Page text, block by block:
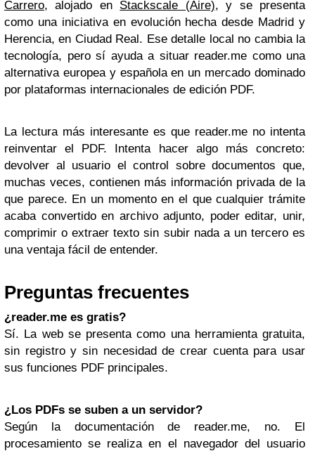
Carrero, alojado en Stackscale (Aire), y se presenta
como una iniciativa en evolución hecha desde Madrid y
Herencia, en Ciudad Real. Ese detalle local no cambia la
tecnología, pero sí ayuda a situar reader.me como una
alternativa europea y española en un mercado dominado
por plataformas internacionales de edición PDF.
La lectura más interesante es que reader.me no intenta
reinventar el PDF. Intenta hacer algo más concreto:
devolver al usuario el control sobre documentos que,
muchas veces, contienen más información privada de la
que parece. En un momento en el que cualquier trámite
acaba convertido en archivo adjunto, poder editar, unir,
comprimir o extraer texto sin subir nada a un tercero es
una ventaja fácil de entender.
Preguntas frecuentes
¿reader.me es gratis?
Sí. La web se presenta como una herramienta gratuita,
sin registro y sin necesidad de crear cuenta para usar
sus funciones PDF principales.
¿Los PDFs se suben a un servidor?
Según la documentación de reader.me, no. El
procesamiento se realiza en el navegador del usuario